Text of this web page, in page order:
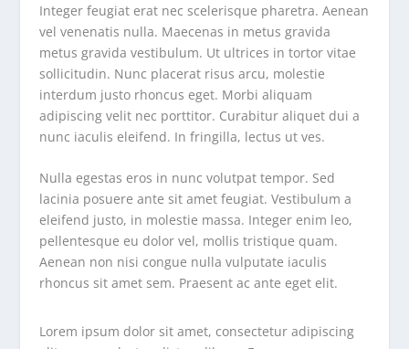
Integer feugiat erat nec scelerisque pharetra. Aenean
vel venenatis nulla. Maecenas in metus gravida
metus gravida vestibulum. Ut ultrices in tortor vitae
sollicitudin. Nunc placerat risus arcu, molestie
interdum justo rhoncus eget. Morbi aliquam
adipiscing velit nec porttitor. Curabitur aliquet dui a
nunc iaculis eleifend. In fringilla, lectus ut ves.
Nulla egestas eros in nunc volutpat tempor. Sed
lacinia posuere ante sit amet feugiat. Vestibulum a
eleifend justo, in molestie massa. Integer enim leo,
pellentesque eu dolor vel, mollis tristique quam.
Aenean non nisi congue nulla vulputate iaculis
rhoncus sit amet sem. Praesent ac ante eget elit.
Lorem ipsum dolor sit amet, consectetur adipiscing